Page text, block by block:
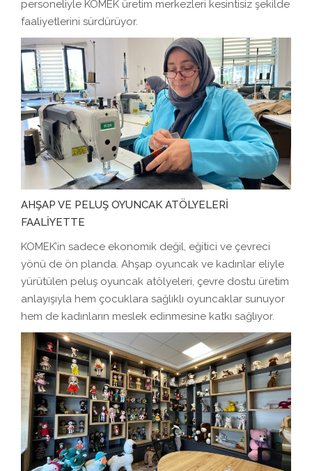
personeliyle KOMEK üretim merkezleri kesintisiz şekilde
faaliyetlerini sürdürüyor.
AHŞAP VE PELUŞ OYUNCAK ATÖLYELERİ
FAALİYETTE
KOMEK’in sadece ekonomik değil, eğitici ve çevreci
yönü de ön planda. Ahşap oyuncak ve kadınlar eliyle
yürütülen peluş oyuncak atölyeleri, çevre dostu üretim
anlayışıyla hem çocuklara sağlıklı oyuncaklar sunuyor
hem de kadınların meslek edinmesine katkı sağlıyor.